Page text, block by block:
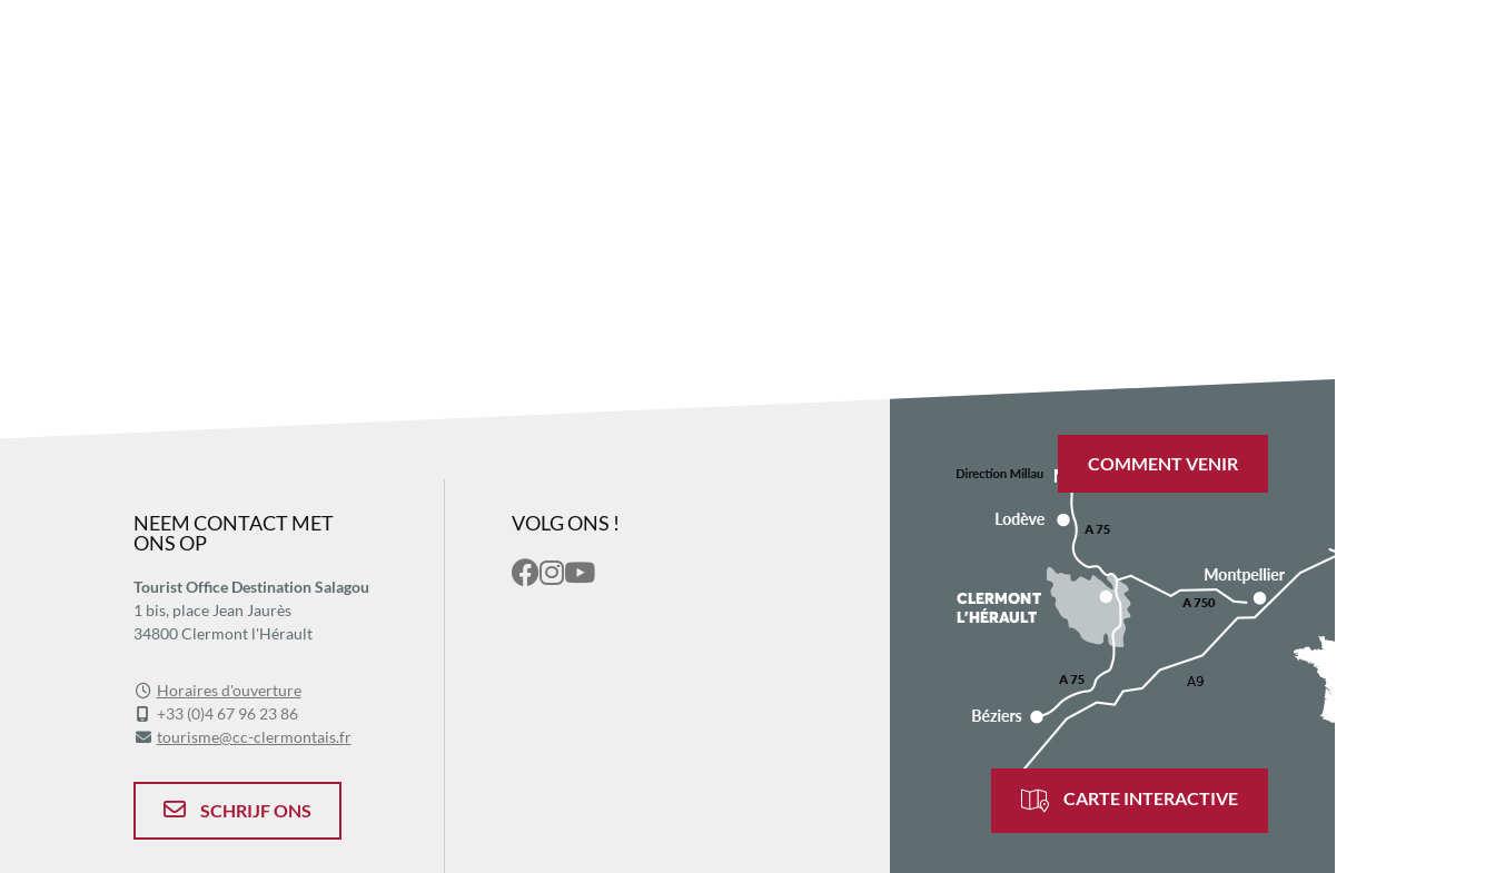
NEEM CONTACT MET
ONS OP
Tourist Office Destination Salagou
1 bis, place Jean Jaurès
34800 Clermont l'Hérault
Horaires d'ouverture
+33 (0)4 67 96 23 86
tourisme@cc-clermontais.fr
SCHRIJF ONS
VOLG ONS !
COMMENT VENIR
CARTE INTERACTIVE